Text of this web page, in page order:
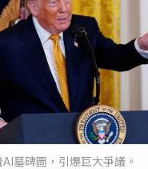
墓碑圖，引爆巨大爭議。